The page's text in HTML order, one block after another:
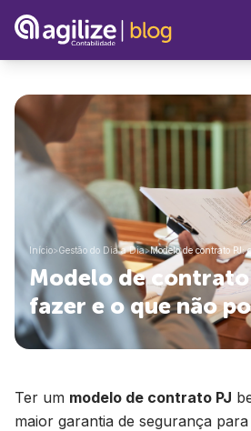
Início>Gestão do Dia a Dia>Modelo de contrato
Modelo de
fazer e o que não
Ter um modelo de contrato PJ
maior garantia de segurança